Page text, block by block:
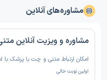
مشاوره‌های آنلاین
مشاوره و ویزیت آنلاین
امکان ارتباط متنی و چت با پزشک با
اولین نوبت خالی